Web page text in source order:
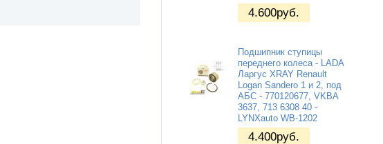
4.600руб.
Подшипник ступицы
переднего колеса - LADA
Ларгус XRAY Renault
Logan Sandero 1 и 2, под
АБС - 770120677, VKBA
3637, 713 6308 40 -
LYNXauto WB-1202
4.400руб.